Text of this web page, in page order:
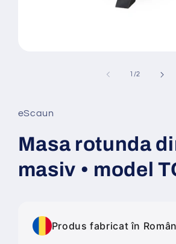
fereastră
modală
1 /din
2
eScaun
Masa rotunda
masiv • model
Produs fabricat în